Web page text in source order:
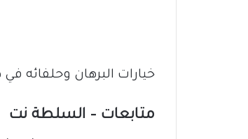
خيارات البرهان وحلفائه
متابعات – السلطة نت